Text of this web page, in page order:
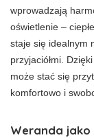
wprowadzają
oświetlenie –
staje się idealnym
przyjaciółmi.
może stać się
komfortowo i
Weranda jako